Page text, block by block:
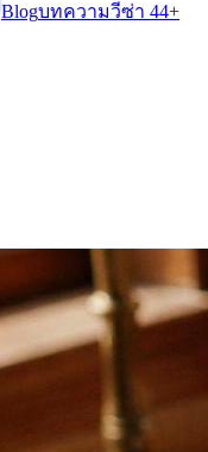
Blogบทความวีซ่า 44+